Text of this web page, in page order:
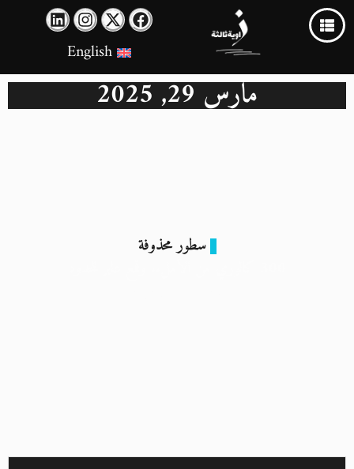
English
مارس 29, 2025
سطور محذوفة